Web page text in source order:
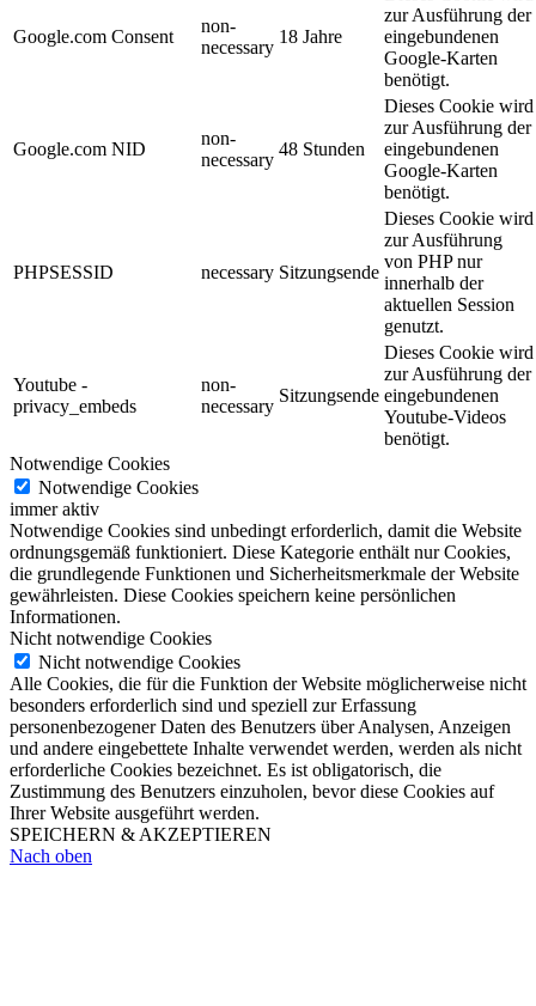
Google.com Consent
non-
necessary
18 Jahre
zur Ausführung der
eingebundenen
Google-Karten
benötigt.
Google.com NID
non-
necessary
48 Stunden
Dieses Cookie wird
zur Ausführung der
eingebundenen
Google-Karten
benötigt.
PHPSESSID necessary Sitzungsende
Dieses Cookie wird
zur Ausführung
von PHP nur
innerhalb der
aktuellen Session
genutzt.
Youtube -
privacy_embeds
non-
necessary
Sitzungsende
Dieses Cookie wird
zur Ausführung der
eingebundenen
Youtube-Videos
benötigt.
Notwendige Cookies
Notwendige Cookies
immer aktiv
Notwendige Cookies sind unbedingt erforderlich, damit die Website
ordnungsgemäß funktioniert. Diese Kategorie enthält nur Cookies,
die grundlegende Funktionen und Sicherheitsmerkmale der Website
gewährleisten. Diese Cookies speichern keine persönlichen
Informationen.
Nicht notwendige Cookies
Nicht notwendige Cookies
Alle Cookies, die für die Funktion der Website möglicherweise nicht
besonders erforderlich sind und speziell zur Erfassung
personenbezogener Daten des Benutzers über Analysen, Anzeigen
und andere eingebettete Inhalte verwendet werden, werden als nicht
erforderliche Cookies bezeichnet. Es ist obligatorisch, die
Zustimmung des Benutzers einzuholen, bevor diese Cookies auf
Ihrer Website ausgeführt werden.
SPEICHERN & AKZEPTIEREN
Nach oben